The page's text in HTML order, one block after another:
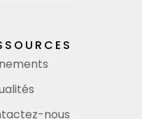
nous